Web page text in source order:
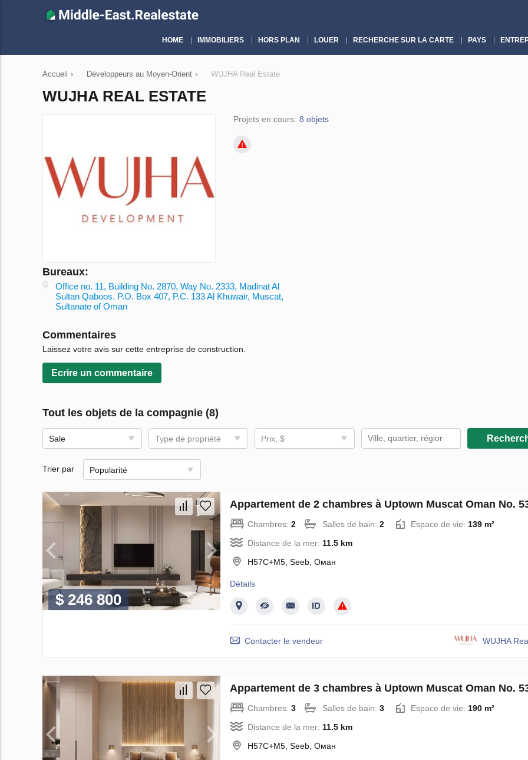
HOME IMMOBILIERS HORS PLAN LOUER RECHERCHE SUR LA CARTE PAYS
Accueil › Développeurs au Moyen-Orient › WUJHA Real Estate
WUJHA REAL ESTATE
Projets en cours: 8 objets
Bureaux:
Office no. 11, Building No. 2870, Way No. 2333, Madinat Al
Sultan Qaboos. P.O. Box 407, P.C. 133 Al Khuwair, Muscat,
Sultanate of Oman
Commentaires
Laissez votre avis sur cette entreprise de construction.
Ecrire un сommentaire
Tout les objets de la compagnie (8)
Sale Type de propriété Prix, $
Trier par Popularité
$ 246 800
Appartement de 2 chambres à Uptown Muscat Oman No.
Chambres: 2 Salles de bain: 2 Espace de vie: 139 m²
Distance de la mer: 11.5 km
H57C+M5, Seeb, Оман
Détails
Contacter le vendeur WUJHA
Appartement de 3 chambres à Uptown Muscat Oman No.
Chambres: 3 Salles de bain: 3 Espace de vie: 190 m²
Distance de la mer: 11.5 km
H57C+M5, Seeb, Оман